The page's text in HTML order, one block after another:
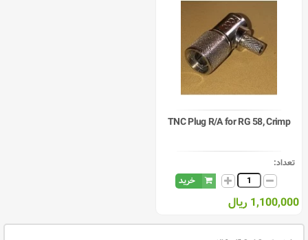
TNC Plug R/A for RG 58, Crimp
تعداد:
خرید
1,100,000 ریال